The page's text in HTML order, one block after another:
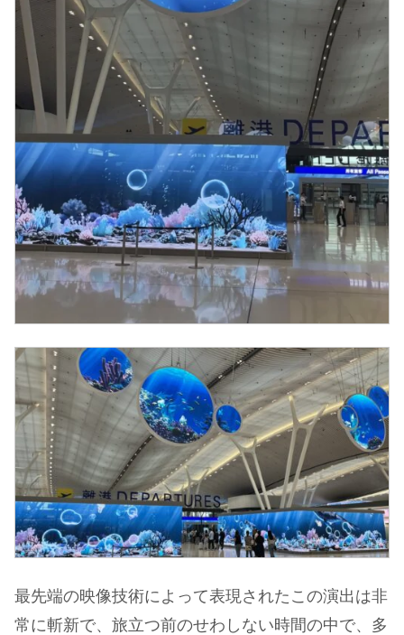
最先端の映像技術によって表現されたこの演出は非
常に斬新で、旅立つ前のせわしない時間の中で、多